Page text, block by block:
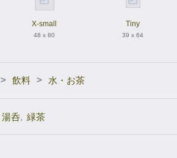
X-small
48 x 80
Tiny
39 x 64
> 飲料 > 水・お茶
湯呑, 緑茶